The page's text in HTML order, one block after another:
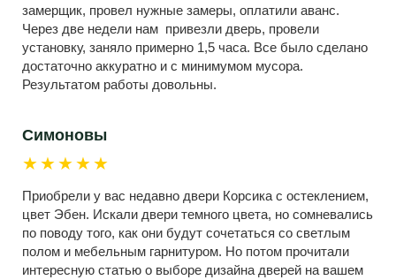
замерщик, провел нужные замеры, оплатили аванс.
Через две недели нам привезли дверь, провели
установку, заняло примерно 1,5 часа. Все было сделано
достаточно аккуратно и с минимумом мусора.
Результатом работы довольны.
Симоновы
★★★★★
Приобрели у вас недавно двери Корсика с остеклением,
цвет Эбен. Искали двери темного цвета, но сомневались
по поводу того, как они будут сочетаться со светлым
полом и мебельным гарнитуром. Но потом прочитали
интересную статью о выборе дизайна дверей на вашем